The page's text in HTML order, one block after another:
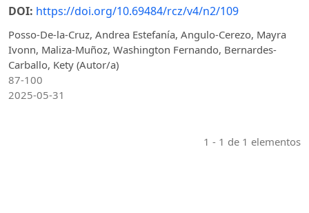
DOI: https://doi.org/10.69484/rcz/v4/n2/109
Posso-De-la-Cruz, Andrea Estefanía, Angulo-Cerezo, Mayra
Ivonn, Maliza-Muñoz, Washington Fernando, Bernardes-
Carballo, Kety (Autor/a)
87-100
2025-05-31
1 - 1 de 1 elementos